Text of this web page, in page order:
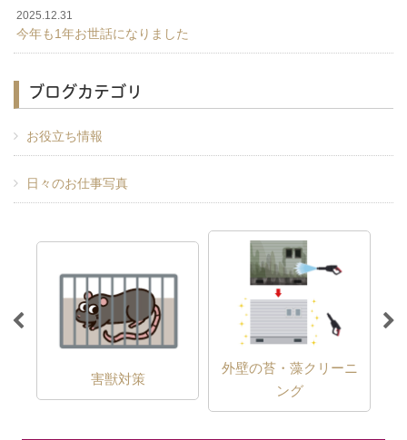
2025.12.31
今年も1年お世話になりました
ブログカテゴリ
お役立ち情報
日々のお仕事写真
害獣対策
外壁の苔・藻クリーニ
ング